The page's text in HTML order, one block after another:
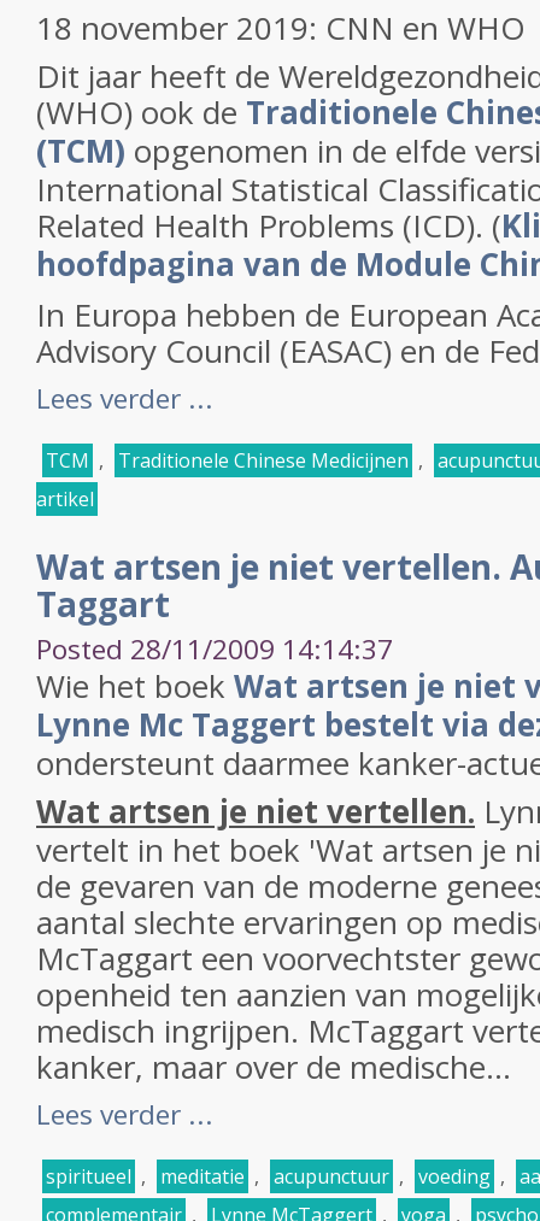
18 november 2019: CNN en WHO
Dit jaar heeft de
(WHO) ook de Traditionele
(TCM) opgenomen in de elfde
International Statistical
Related Health Problems (ICD). (
hoofdpagina van de Module
In Europa hebben de European
Advisory Council (EASAC) en de
Lees verder ...
TCM , Traditionele Chinese Medicijnen ,
artikel
Wat artsen je niet vertellen.
Taggart
Posted 28/11/2009 14:14:37
Wie het boek Wat artsen je niet
Lynne Mc Taggert bestelt via
ondersteunt daarmee kanker-
Wat artsen je niet vertellen.
vertelt in het boek 'Wat artsen je
de gevaren van de moderne
aantal slechte ervaringen op
McTaggart een voorvechtster
openheid ten aanzien van
medisch ingrijpen. McTaggart
kanker, maar over de medische...
Lees verder ...
spiritueel , meditatie , acupunctuur , voeding ,
complementair , Lynne McTaggert , yoga ,